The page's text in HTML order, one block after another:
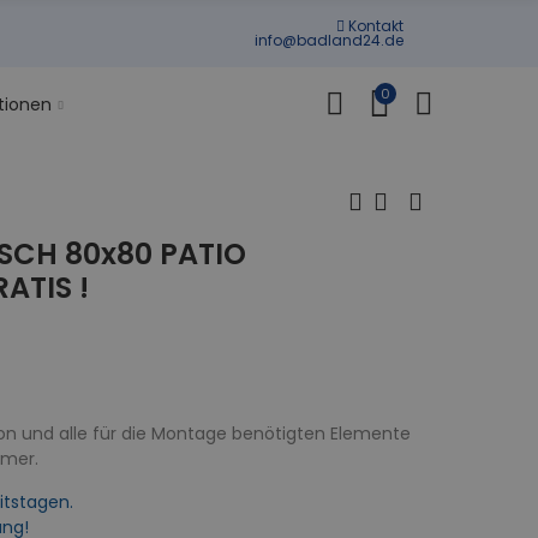
Kontakt
info@badland24.de
0
80x80 PATIO
!
und alle für die Montage benötigten Elemente